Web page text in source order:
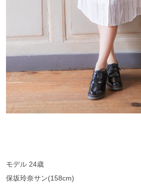
モデル 24歳
保坂玲奈サン(158cm)